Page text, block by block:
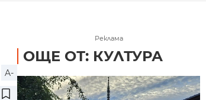
A-
Реклама
ОЩЕ ОТ: КУЛТУРА